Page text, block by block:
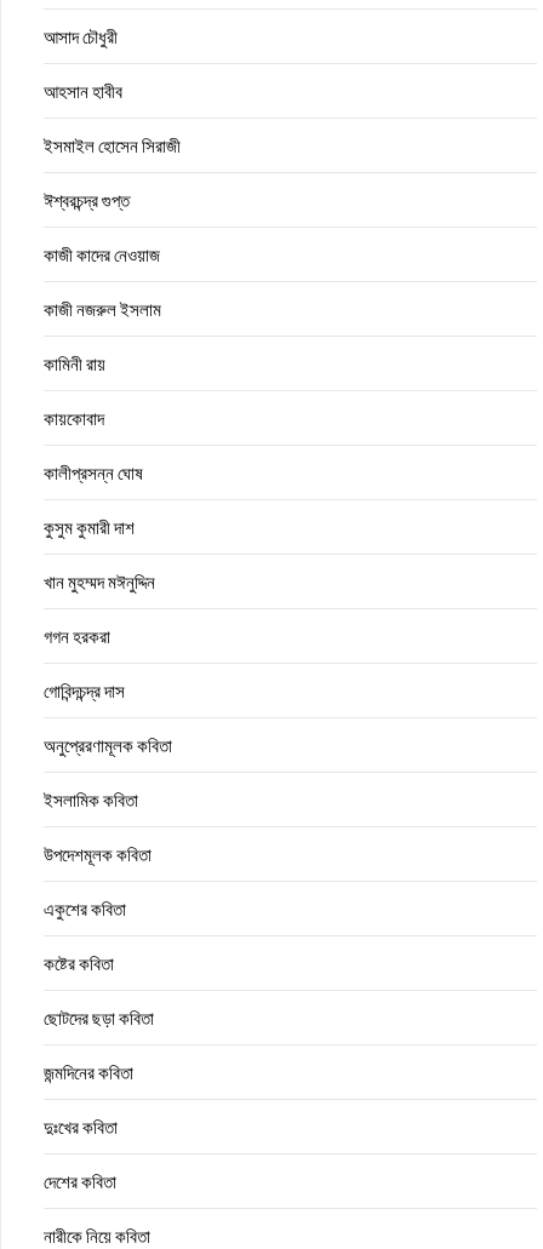
আসাদ চৌধুরী
আহসান হাবীব
ইসমাইল হোসেন সিরাজী
ঈশ্বরচন্দ্র গুপ্ত
কাজী কাদের নেওয়াজ
কাজী নজরুল ইসলাম
কামিনী রায়
কায়কোবাদ
কালীপ্রসন্ন ঘোষ
কুসুম কুমারী দাশ
খান মুহম্মদ মঈনুদ্দিন
গগন হরকরা
গোবিন্দচন্দ্র দাস
অনুপ্রেরণামূলক কবিতা
ইসলামিক কবিতা
উপদেশমূলক কবিতা
একুশের কবিতা
কষ্টের কবিতা
ছোটদের ছড়া কবিতা
জন্মদিনের কবিতা
দুঃখের কবিতা
দেশের কবিতা
নারীকে নিয়ে কবিতা